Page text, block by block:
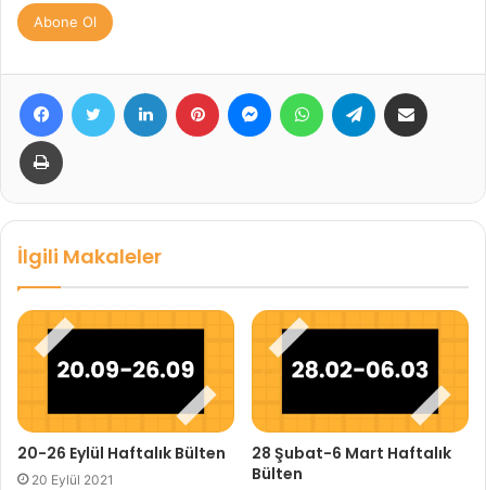
FacebookTwitter LinkedIn Pinterest MessengerWhatsAppTelegram
Yazdır
İlgili Makaleler
20-26 Eylül Haftalık Bülten
20 Eylül 2021
28 Şubat-6 Mart Haftalık
Bülten